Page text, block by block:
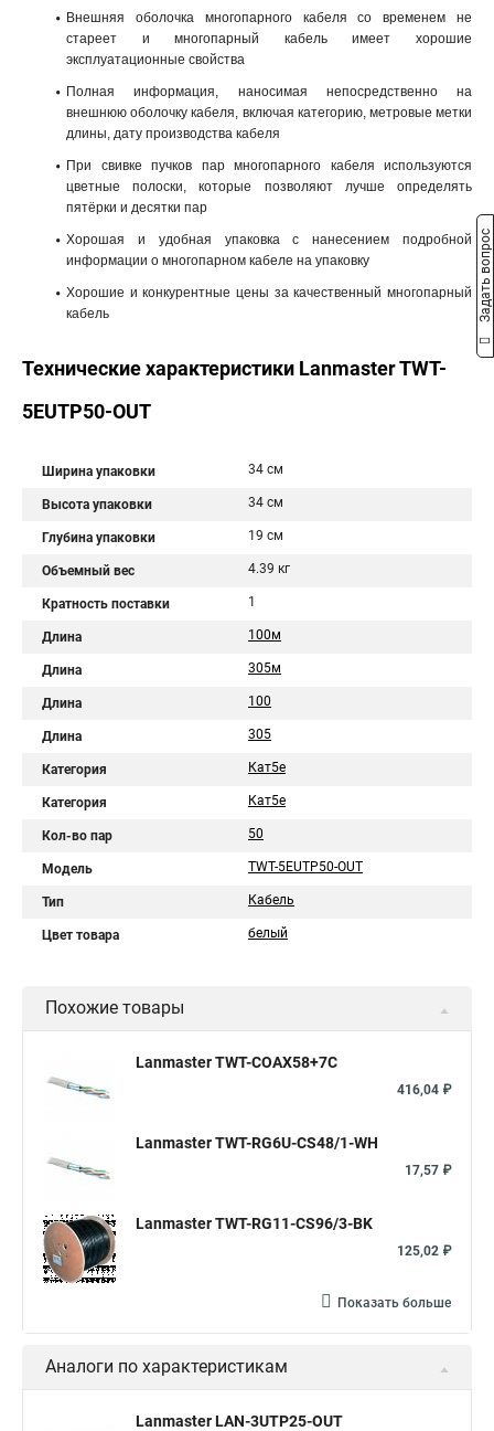
Внешняя оболочка многопарного кабеля со временем не
стареет и многопарный кабель имеет хорошие
эксплуатационные свойства
Полная информация, наносимая непосредственно на
внешнюю оболочку кабеля, включая категорию, метровые метки
длины, дату производства кабеля
При свивке пучков пар многопарного кабеля используются
цветные полоски, которые позволяют лучше определять
пятёрки и десятки пар
Хорошая и удобная упаковка с нанесением подробной
информации о многопарном кабеле на упаковку
Хорошие и конкурентные цены за качественный многопарный
кабель
Технические характеристики Lanmaster TWT-
5EUTP50-OUT
Ширина упаковки 34 см
Высота упаковки 34 см
Глубина упаковки 19 см
Объемный вес 4.39 кг
Кратность поставки 1
Длина 100м
Длина 305м
Длина 100
Длина 305
Категория Кат5е
Категория Кат5e
Кол-во пар 50
Модель TWT-5EUTP50-OUT
Тип Кабель
Цвет товара белый
Похожие товары
Lanmaster TWT-COAX58+7C
416,04 ₽
Lanmaster TWT-RG6U-CS48/1-WH
17,57 ₽
Lanmaster TWT-RG11-CS96/3-BK
125,02 ₽
Показать больше
Аналоги по характеристикам
Lanmaster LAN-3UTP25-OUT
Задать вопрос